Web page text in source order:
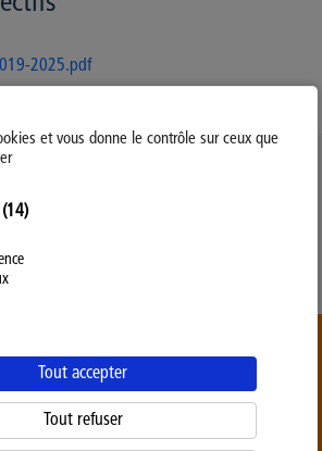
et vous donne le contrôle sur ceux que
(14)
Tout accepter
Tout refuser
2025.pdf
de Confidentialité